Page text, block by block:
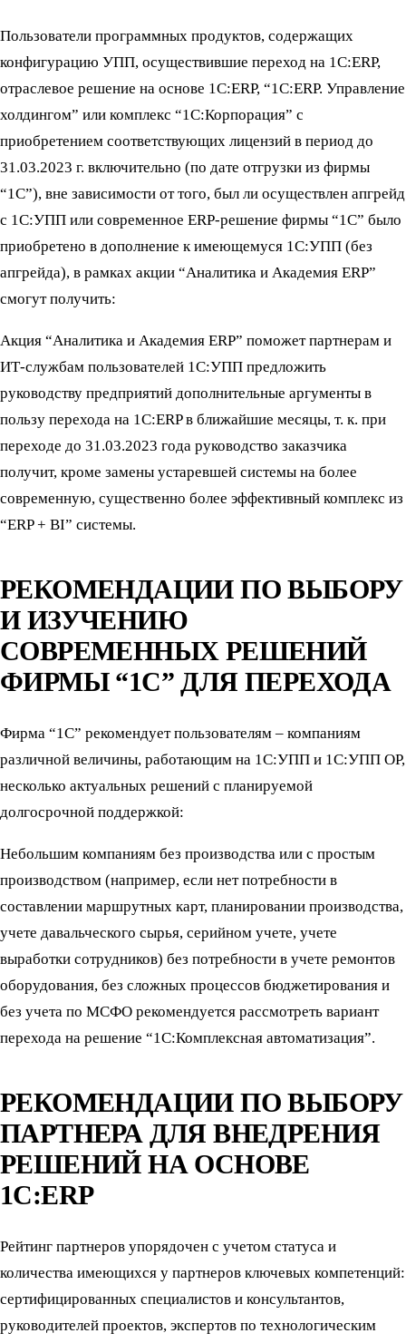
Пользователи программных продуктов, содержащих
конфигурацию УПП, осуществившие переход на 1С:ERP,
отраслевое решение на основе 1С:ERP, “1С:ERP. Управление
холдингом” или комплекс “1С:Корпорация” с
приобретением соответствующих лицензий в период до
31.03.2023 г. включительно (по дате отгрузки из фирмы
“1С”), вне зависимости от того, был ли осуществлен апгрейд
с 1С:УПП или современное ERP-решение фирмы “1С” было
приобретено в дополнение к имеющемуся 1С:УПП (без
апгрейда), в рамках акции “Аналитика и Академия ERP”
смогут получить:
Акция “Аналитика и Академия ERP” поможет партнерам и
ИТ-службам пользователей 1С:УПП предложить
руководству предприятий дополнительные аргументы в
пользу перехода на 1С:ERP в ближайшие месяцы, т. к. при
переходе до 31.03.2023 года руководство заказчика
получит, кроме замены устаревшей системы на более
современную, существенно более эффективный комплекс из
“ERP + BI” системы.
РЕКОМЕНДАЦИИ ПО ВЫБОРУ
И ИЗУЧЕНИЮ
СОВРЕМЕННЫХ РЕШЕНИЙ
ФИРМЫ “1С” ДЛЯ ПЕРЕХОДА
Фирма “1С” рекомендует пользователям – компаниям
различной величины, работающим на 1С:УПП и 1С:УПП ОР,
несколько актуальных решений с планируемой
долгосрочной поддержкой:
Небольшим компаниям без производства или с простым
производством (например, если нет потребности в
составлении маршрутных карт, планировании производства,
учете давальческого сырья, серийном учете, учете
выработки сотрудников) без потребности в учете ремонтов
оборудования, без сложных процессов бюджетирования и
без учета по МСФО рекомендуется рассмотреть вариант
перехода на решение “1С:Комплексная автоматизация”.
РЕКОМЕНДАЦИИ ПО ВЫБОРУ
ПАРТНЕРА ДЛЯ ВНЕДРЕНИЯ
РЕШЕНИЙ НА ОСНОВЕ
1С:ERP
Рейтинг партнеров упорядочен с учетом статуса и
количества имеющихся у партнеров ключевых компетенций:
сертифицированных специалистов и консультантов,
руководителей проектов, экспертов по технологическим